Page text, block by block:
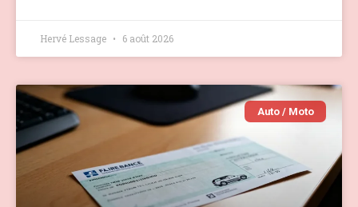
Hervé Lessage 6 août 2026
Auto / Moto